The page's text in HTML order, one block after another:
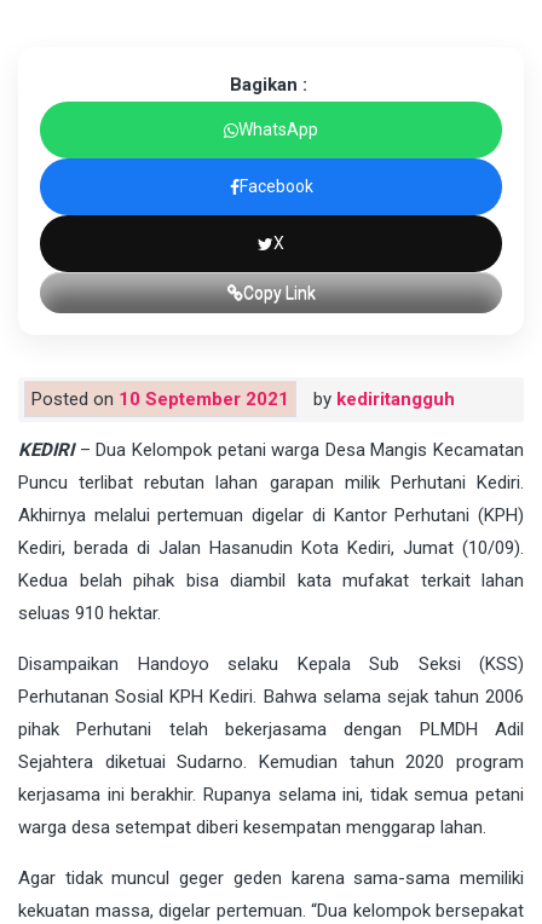
Bagikan :
WhatsApp
Facebook
X
Copy Link
Posted on 10 September 2021 by kediritangguh
KEDIRI– Dua Kelompok petani warga Desa Mangis Kecamatan
Puncu terlibat rebutan lahan garapan milik Perhutani Kediri.
Akhirnya melalui pertemuan digelar di Kantor Perhutani (KPH)
Kediri, berada di Jalan Hasanudin Kota Kediri, Jumat (10/09).
Kedua belah pihak bisa diambil kata mufakat terkait lahan
seluas 910 hektar.
Disampaikan Handoyo selaku Kepala Sub Seksi (KSS)
Perhutanan Sosial KPH Kediri. Bahwa selama sejak tahun 2006
pihak Perhutani telah bekerjasama dengan PLMDH Adil
Sejahtera diketuai Sudarno. Kemudian tahun 2020 program
kerjasama ini berakhir. Rupanya selama ini, tidak semua petani
warga desa setempat diberi kesempatan menggarap lahan.
Agar tidak muncul geger geden karena sama-sama memiliki
kekuatan massa, digelar pertemuan. “Dua kelompok bersepakat